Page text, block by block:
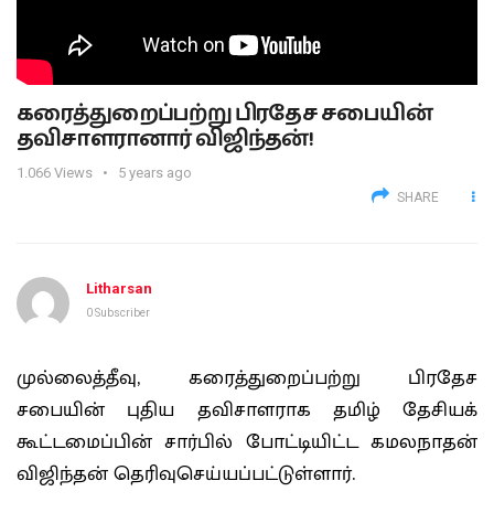
கரைத்துறைப்பற்று பிரதேச சபையின்
தவிசாளரானார் விஜிந்தன்!
1.066 Views 5 years ago
SHARE
Litharsan
0 Subscriber
முல்லைத்தீவு, கரைத்துறைப்பற்று பிரதேச
சபையின் புதிய தவிசாளராக தமிழ் தேசியக்
கூட்டமைப்பின் சார்பில் போட்டியிட்ட கமலநாதன்
விஜிந்தன் தெரிவுசெய்யப்பட்டுள்ளார்.